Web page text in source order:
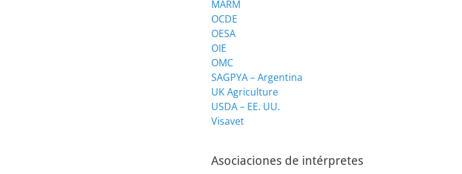
MARM
OCDE
OESA
OIE
OMC
SAGPYA – Argentina
UK Agriculture
USDA – EE. UU.
Visavet
Asociaciones de intérpretes